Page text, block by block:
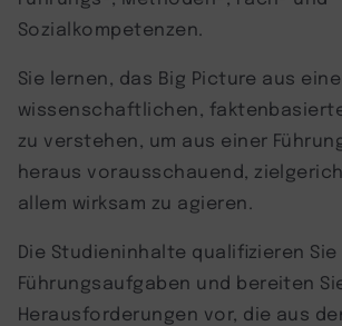
Sozialkompetenzen.
Sie lernen, das Big Picture aus
wissenschaftlichen,
zu verstehen, um aus einer
heraus vorausschauend,
allem wirksam zu agieren.
Die Studieninhalte qualifizieren
Führungsaufgaben und bereiten
Herausforderungen vor, die aus